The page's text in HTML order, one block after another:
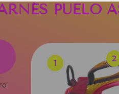
PUELO
1 2